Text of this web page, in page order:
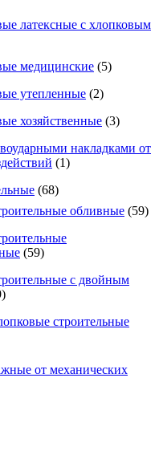
латексные с хлопковым
медицинские (5)
утепленные (2)
хозяйственные (3)
накладками от
(1)
(68)
обливные (59)
(59)
с двойным
строительные
от механических